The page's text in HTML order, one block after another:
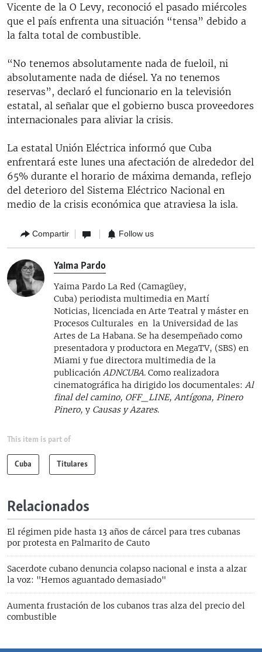
Vicente de la O Levy, reconoció el pasado miércoles
que el país enfrenta una situación “tensa” debido a
la falta total de combustible.
“No tenemos absolutamente nada de fueloil, ni
absolutamente nada de diésel. Ya no tenemos
reservas”, declaró el funcionario en la televisión
estatal, al señalar que el gobierno busca proveedores
internacionales para aliviar la crisis.
La estatal Unión Eléctrica informó que Cuba
enfrentará este lunes una afectación de alrededor del
65% durante el horario de máxima demanda, reflejo
del deterioro del Sistema Eléctrico Nacional en
medio de la crisis económica que atraviesa la isla.
Compartir Follow us
Yaima Pardo
Yaima Pardo La Red (Camagüey,
Cuba) periodista multimedia en Martí
Noticias, licenciada en Arte Teatral y máster en
Procesos Culturales en la Universidad de las
Artes de La Habana. Se ha desempeñado como
presentadora y productora en MegaTV, (SBS) en
Miami y fue directora multimedia de la
publicación ADNCUBA. Como realizadora
cinematográfica ha dirigido los documentales: Al
final del camino, OFF_LINE, Antígona, Pinero
Pinero, y Causas y Azares.
This item is part of
Cuba Titulares
Relacionados
El régimen pide hasta 13 años de cárcel para tres cubanas
por protesta en Palmarito de Cauto
Sacerdote cubano denuncia colapso nacional e insta a alzar
la voz: "Hemos aguantado demasiado"
Aumenta frustación de los cubanos tras alza del precio del
combustible